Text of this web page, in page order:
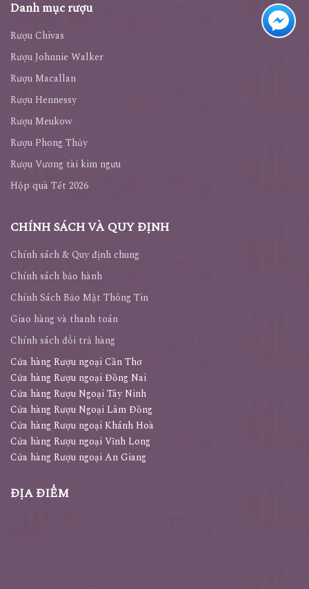
Danh mục rượu
Rượu Chivas
Rượu Johnnie Walker
Rượu Macallan
Rượu Hennessy
Rượu Meukow
Rượu Phong Thủy
Rượu Vương tài kim ngưu
Hộp quà Tết 2026
CHÍNH SÁCH VÀ QUY ĐỊNH
Chính sách & Quy định chung
Chính sách bảo hành
Chính Sách Bảo Mật Thông Tin
Giao hàng và thanh toán
Chính sách đổi trả hàng
Cửa hàng Rượu ngoại Cần Thơ
Cửa hàng Rượu ngoại Đồng Nai
Cửa hàng Rượu Ngoại Tây Ninh
Cửa hàng Rượu Ngoại Lâm Đồng
Cửa hàng Rượu ngoại Khánh Hoà
Cửa hàng Rượu ngoại Vĩnh Long
Cửa hàng Rượu ngoại An Giang
ĐỊA ĐIỂM